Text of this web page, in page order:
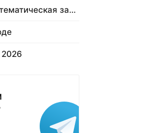
ChatGPT и математическая задача